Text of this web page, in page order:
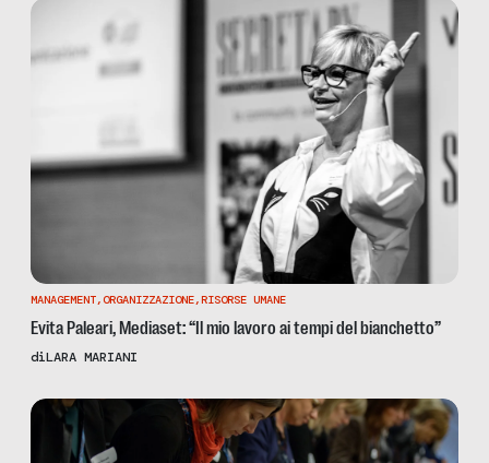
MANAGEMENT,ORGANIZZAZIONE,RISORSE UMANE
Evita Paleari, Mediaset: “Il mio lavoro ai tempi del bianchetto”
diLARA MARIANI